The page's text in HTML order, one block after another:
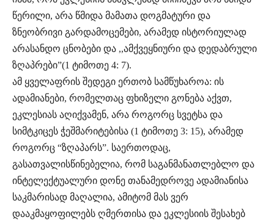
წერილი, არა წმიდა მამათა დოგმატური და
ზნეობრივი გარდამოცემები, არამედ ისტორიულად
არასანდო ცნობები და ,,ამქვეყნიური და დედაბრული
ზღაპრები”(1 ტიმოთე 4: 7).
ამ ყველაფრის შედეგი ერთობ სამწუხაროა: ის
ადამიანები, რომელთაც ფხიზელი გონება აქვთ,
ეკლესიას აღიქვამენ, არა როგორც სვეტსა და
სიმტკიცეს ჭეშმარიტებისა (1 ტიმოთე 3: 15), არამედ
როგორც “ზღაპარს”. საერთოდაც,
გასათვალისწინებელია, რომ საგანმანათლებლო და
ინტელექტუალური დონე თანამედროვე ადამიანისა
საკმარისად მაღალია, ამიტომ მას ვერ
დააკმაყოფილებს ღმერთისა და ეკლესიის შესახებ